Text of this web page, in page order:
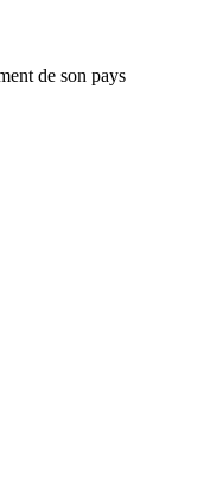
de son pays